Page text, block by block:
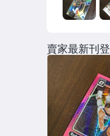
賣家最新刊登